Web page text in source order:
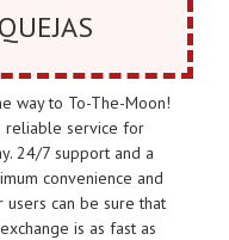
way to To-The-Moon!
reliable service for
24/7 support and a
convenience and
users can be sure that
is as fast as